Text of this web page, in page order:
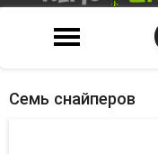
Семь снайперов